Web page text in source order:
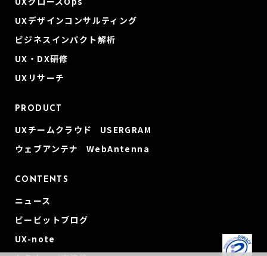
UXデザインコンサルティング
ビジネスインパクト解析
UX・DX研修
UXリサーチ
PRODUCT
UXチームクラウド USERGRAM
ウェブアンテナ WebAntenna
CONTENTS
ニュース
ビービットブログ
UX-note